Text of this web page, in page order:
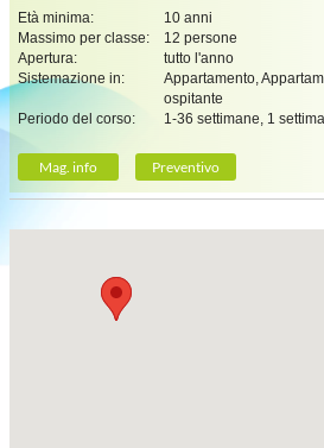
Età minima:
10 anni
Massimo per classe:
12 persone
Apertura:
tutto l'anno
Sistemazione in:
Appartamento,
ospitante
Periodo del corso:
1-36 settimane, 1
Mag. info Preventivo